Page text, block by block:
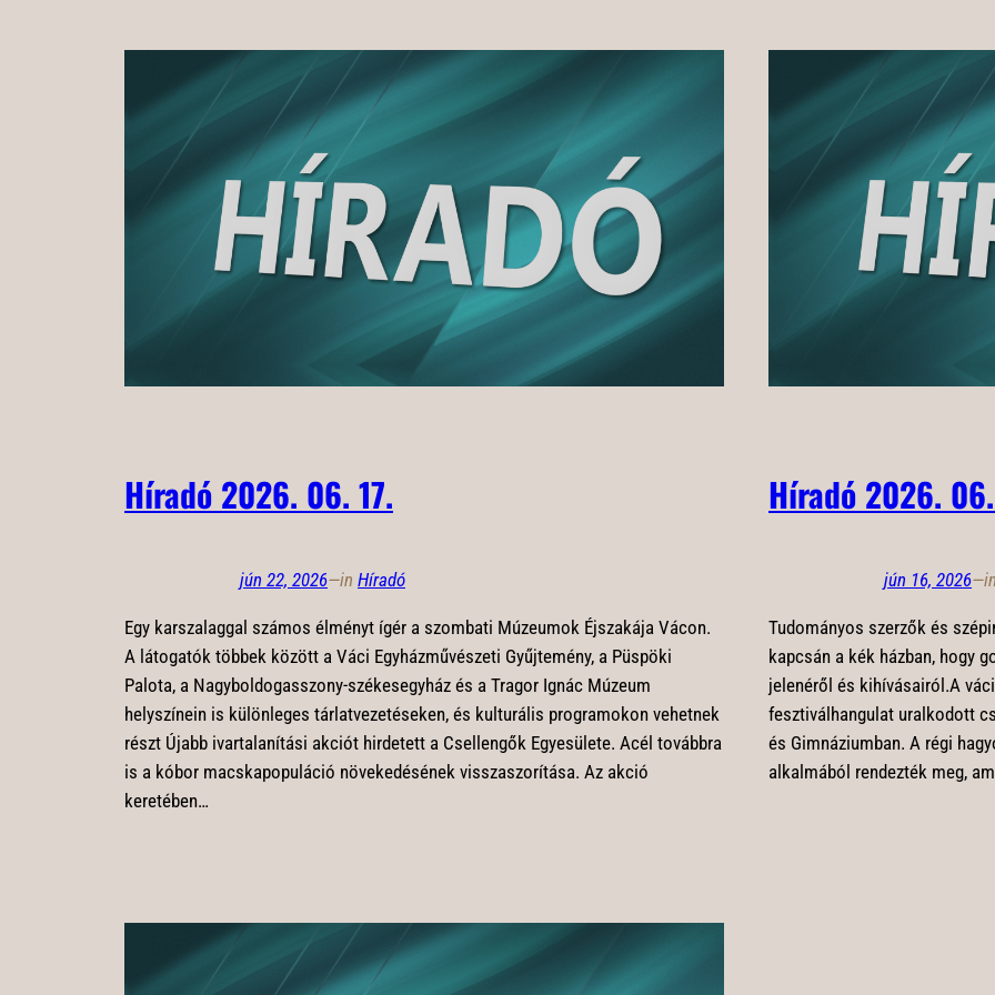
Híradó 2026. 06. 17.
jún 22, 2026—in Híradó
Egy karszalaggal számos élményt ígér a szombati Múzeumok Éjszakája Vácon.
A látogatók többek között a Váci Egyházművészeti Gyűjtemény, a Püspöki
Palota, a Nagyboldogasszony-székesegyház és a Tragor Ignác Múzeum
helyszínein is különleges tárlatvezetéseken, és kulturális programokon vehetnek
részt Újabb ivartalanítási akciót hirdetett a Csellengők Egyesülete. Acél továbbra
is a kóbor macskapopuláció növekedésének visszaszorítása. Az akció
keretében…
Híradó 2026.
jún 16, 2026—
Tudományos szerzők és
kapcsán a kék házban, hogy
jelenéről és kihívásairól.A
fesztiválhangulat uralkodott
és Gimnáziumban. A régi
alkalmából rendezték meg,